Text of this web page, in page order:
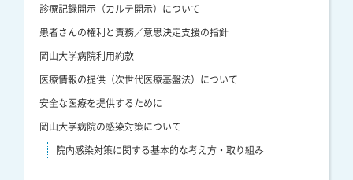
診療記録開示（カルテ開示）について
患者さんの権利と責務／意思決定支援の指針
岡山大学病院利用約款
医療情報の提供（次世代医療基盤法）について
安全な医療を提供するために
岡山大学病院の感染対策について
院内感染対策に関する基本的な考え方・取り組み